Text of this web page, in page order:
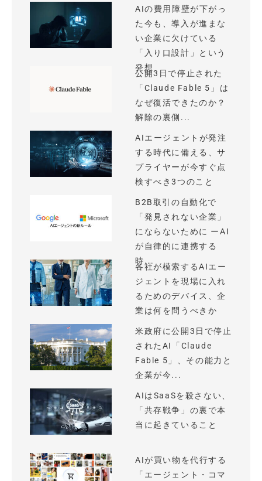
AIの費用障壁が下がっ
た今も、導入が進まな
い企業に欠けている
「入り口設計」という
発想
公開3日で停止された
「Claude Fable 5」は
なぜ復活できたのか？
解除の裏側...
AIエージェントが発注
する時代に備える、サ
プライヤーが今すぐ点
検すべき3つのこと
B2B取引の自動化で
「発見されない企業」
にならないために ーAI
が自律的に連携する
時...
各社が模索するAIエー
ジェントを現場に入れ
るためのデバイス、企
業は何を問うべきか
米政府に公開3日で停止
されたAI「Claude
Fable 5」、その能力と
企業が今...
AIはSaaSを殺さない、
「共存戦争」の裏で本
当に起きていること
AIが買い物を代行する
「エージェント・コマ